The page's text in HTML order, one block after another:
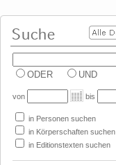
ODER UND
von bis
in Personen suchen
in Körperschaften suchen
in Editionstexten suchen